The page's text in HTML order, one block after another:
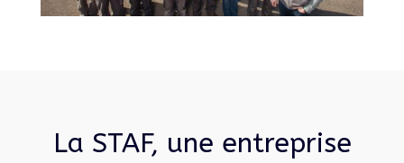
La STAF, une entreprise